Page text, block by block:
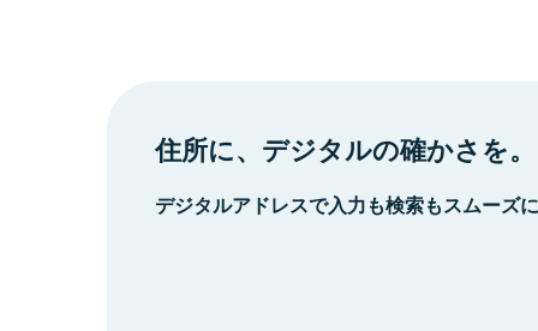
住所に、デジタルの確かさを。
デジタルアドレスで入力も検索もスムーズ